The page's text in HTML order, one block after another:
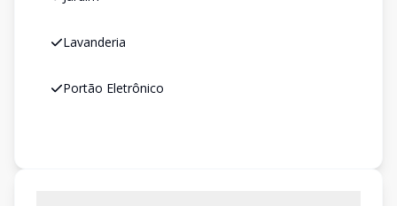
Lavanderia
Portão Eletrônico